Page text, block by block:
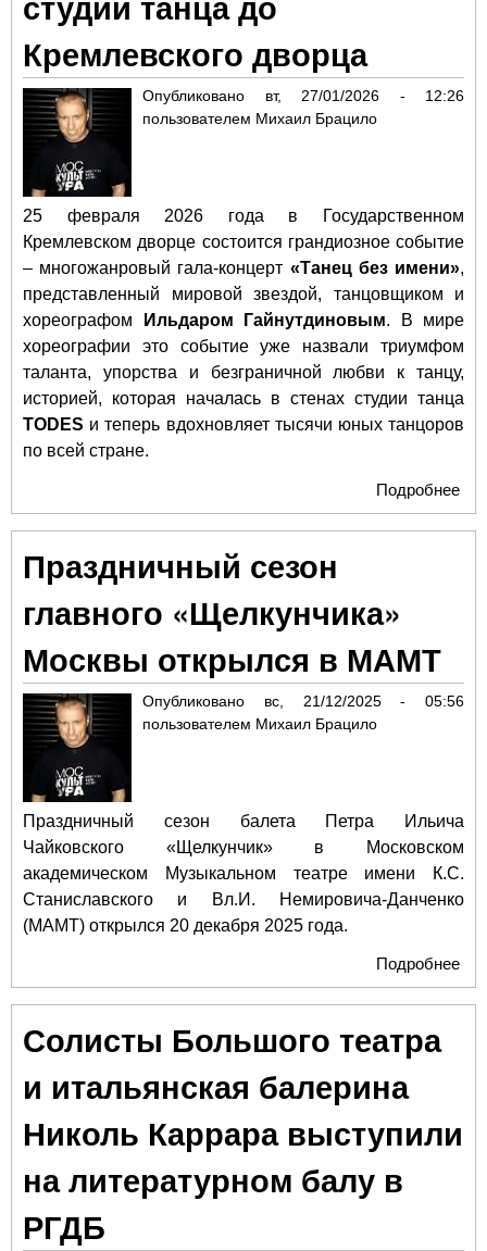
Кремлевского дворца
Опубликовано вт, 27/01/2026 - 12:26
пользователем Михаил Брацило
25 февраля 2026 года в Государственном
Кремлевском дворце состоится грандиозное событие
– многожанровый гала-концерт «Танец без имени»,
представленный мировой звездой, танцовщиком и
хореографом
Ильдаром Гайнутдиновым. В мире
хореографии это событие уже назвали триумфом
таланта, упорства и безграничной любви к танцу,
историей, которая началась в стенах студии танца
TODES и теперь вдохновляет тысячи юных танцоров
по всей стране.
Подробнее
Праздничный сезон
главного «Щелкунчика»
Москвы открылся в МАМТ
Опубликовано вс, 21/12/2025 - 05:56
пользователем Михаил Брацило
Праздничный сезон балета Петра Ильича
Чайковского «Щелкунчик» в Московском
академическом Музыкальном театре имени К.С.
Станиславского и Вл.И. Немировича-Данченко
(МАМТ) открылся 20 декабря 2025 года.
Подробнее
Солисты Большого театра
и итальянская балерина
Николь Каррара выступили
на литературном балу в
РГДБ